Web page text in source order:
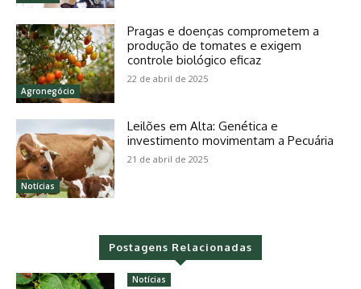
Agronegócio
Pragas e doenças comprometem a
produção de tomates e exigem
controle biológico eficaz
22 de abril de 2025
Notícias
Leilões em Alta: Genética e
investimento movimentam a Pecuária
21 de abril de 2025
Postagens Relacionadas
Notícias